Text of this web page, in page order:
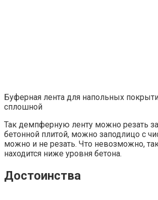
Буферная лента для напольных
сплошной
Так демпферную ленту можно резать
бетонной плитой, можно заподлицо с
можно и не резать. Что невозможно, так
находится ниже уровня бетона.
Достоинства